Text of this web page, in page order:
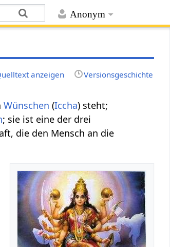
Anonym
anzeigen Versionsgeschichte
Wünschen (Iccha) steht;
; sie ist eine der drei
die den Mensch an die